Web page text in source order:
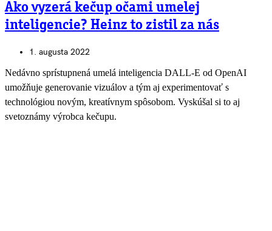
Ako vyzerá kečup očami umelej
inteligencie? Heinz to zistil za nás
1. augusta 2022
Nedávno sprístupnená umelá inteligencia DALL-E od OpenAI
umožňuje generovanie vizuálov a tým aj experimentovať s
technológiou novým, kreatívnym spôsobom. Vyskúšal si to aj
svetoznámy výrobca kečupu.